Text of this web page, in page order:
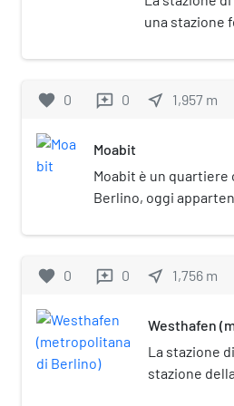
una stazione
Moabit.
favorite 0 reviews 0 near_me 1,957 m
Moabit
Moabit è un quartiere
Berlino, oggi
sotto la giurisdizione
dei berlinesi con il
quartiere.
favorite 0 reviews 0 near_me 1,756 m
Westhafen
La stazione
stazione